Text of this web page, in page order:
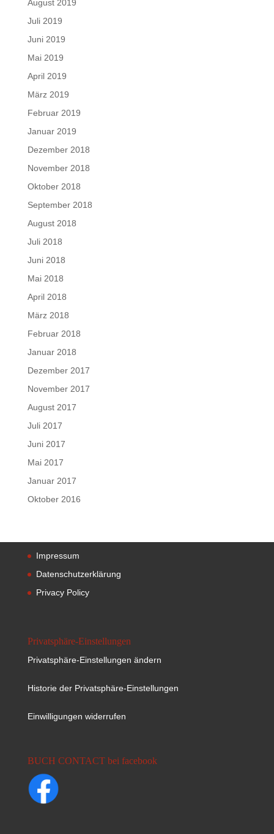
August 2019
Juli 2019
Juni 2019
Mai 2019
April 2019
März 2019
Februar 2019
Januar 2019
Dezember 2018
November 2018
Oktober 2018
September 2018
August 2018
Juli 2018
Juni 2018
Mai 2018
April 2018
März 2018
Februar 2018
Januar 2018
Dezember 2017
November 2017
August 2017
Juli 2017
Juni 2017
Mai 2017
Januar 2017
Oktober 2016
Impressum
Datenschutzerklärung
Privacy Policy
Privatsphäre-Einstellungen
Privatsphäre-Einstellungen ändern
Historie der Privatsphäre-Einstellungen
Einwilligungen widerrufen
BUCH CONTACT bei facebook